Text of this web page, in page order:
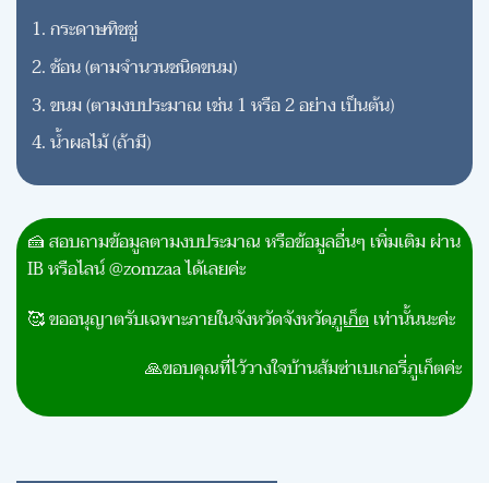
กระดาษทิชชู่
ช้อน (ตามจำนวนชนิดขนม)
ขนม (ตามงบประมาณ เช่น 1 หรือ 2 อย่าง เป็นต้น)
น้ำผลไม้ (ถ้ามี)
🍰 สอบถามข้อมูลตามงบประมาณ หรือข้อมูลอื่นๆ เพิ่มเติม ผ่าน
IB หรือไลน์ @zomzaa ได้เลยค่ะ
🥰 ขออนุญาตรับเฉพาะภายในจังหวัดจังหวัดภูเก็ตเท่านั้นนะค่ะ
🙏ขอบคุณที่ไว้วางใจบ้านส้มซ่าเบเกอรี่ภูเก็ตค่ะ